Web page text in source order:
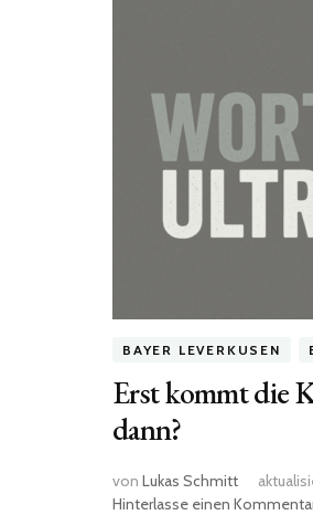
BAYER LEVERKUSEN
Erst kommt die
dann?
von Lukas Schmitt
Hinterlasse einen